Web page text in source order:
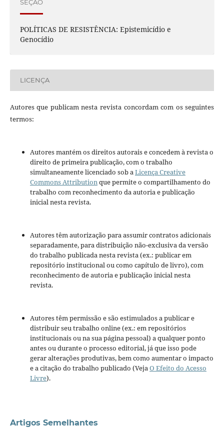
SEÇÃO
POLÍTICAS DE RESISTÊNCIA: Epistemicídio e
Genocídio
LICENÇA
Autores que publicam nesta revista concordam com os seguintes
termos:
Autores mantém os direitos autorais e concedem à revista o
direito de primeira publicação, com o trabalho
simultaneamente licenciado sob aLicença Creative
Commons Attributionque permite o compartilhamento do
trabalho com reconhecimento da autoria e publicação
inicial nesta revista.
Autores têm autorização para assumir contratos adicionais
separadamente, para distribuição não-exclusiva da versão
do trabalho publicada nesta revista (ex.: publicar em
repositório institucional ou como capítulo de livro), com
reconhecimento de autoria e publicação inicial nesta
revista.
Autores têm permissão e são estimulados a publicar e
distribuir seu trabalho online (ex.: em repositórios
institucionais ou na sua página pessoal) a qualquer ponto
antes ou durante o processo editorial, já que isso pode
gerar alterações produtivas, bem como aumentar o impacto
e a citação do trabalho publicado (VejaO Efeito do Acesso
Livre).
Artigos Semelhantes